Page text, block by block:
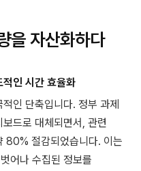
을 자산화하다
적인 시간 효율화
인 단축입니다. 정부 과제
드로 대체되면서, 관련
80% 절감되었습니다. 이는
어나 수집된 정보를